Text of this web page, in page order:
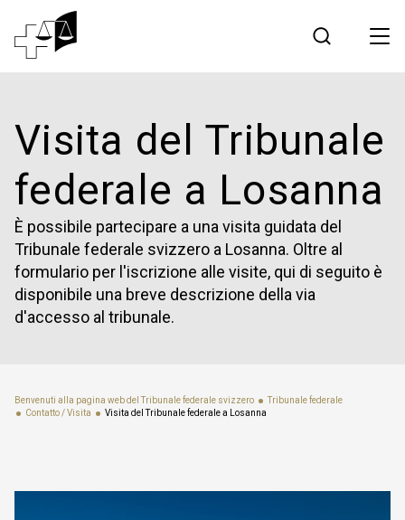
Contatto
Tribunale federale
Lavorare al Tribunale federale
Media
Visita del Tribunale
federale a Losanna
È possibile partecipare a una visita guidata del
Tribunale federale svizzero a Losanna. Oltre al
formulario per l'iscrizione alle visite, qui di seguito è
disponibile una breve descrizione della via
d'accesso al tribunale.
Benvenuti alla pagina web del Tribunale federale svizzero
Tribunale federale
Contatto / Visita
Visita del Tribunale federale a Losanna